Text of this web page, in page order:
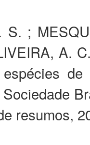
S. ;
A.
resumos,